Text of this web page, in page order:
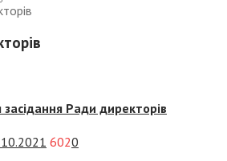
засідання Ради директорів
6020